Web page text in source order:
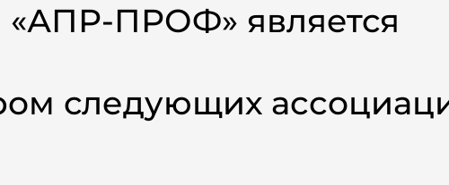
ПРОФ» является
следующих